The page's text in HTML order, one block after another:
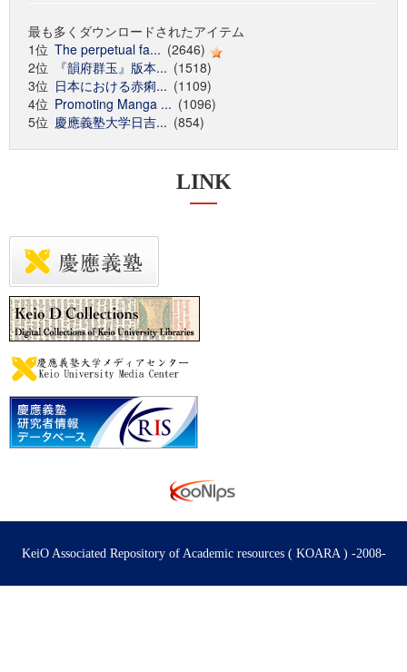
最も多くダウンロードされたアイテム
1位 The perpetual fa... (2646)
2位
『韻府群玉』版本... (1518)
3位 日本における赤痢... (1109)
4位 Promoting Manga ... (1096)
5位 慶應義塾大学日吉... (854)
LINK
KeiO Associated Repository of Academic resources ( KOARA ) -2008-